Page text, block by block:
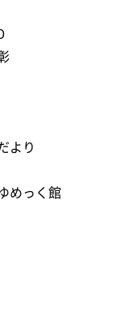
より
めっく館